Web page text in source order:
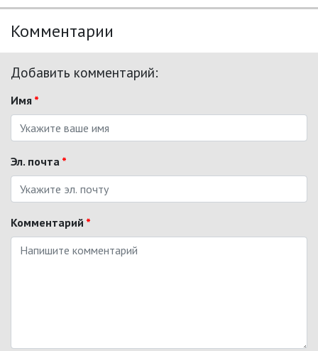
Комментарии
Добавить комментарий:
Имя *
Эл. почта *
Комментарий *